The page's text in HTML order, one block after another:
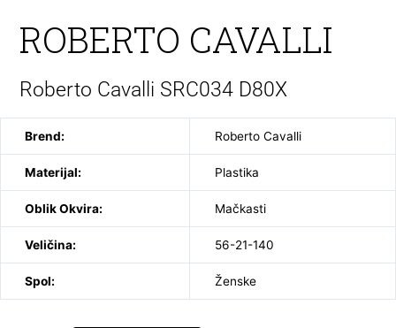
ROBERTO CAVALLI
Roberto Cavalli SRC034 D80X
Brend: Roberto Cavalli
Materijal: Plastika
Oblik Okvira: Mačkasti
Veličina: 56-21-140
Spol: Ženske